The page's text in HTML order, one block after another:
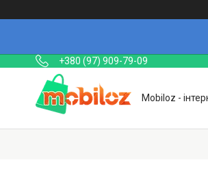
+380 (97) 909-79-09
Mobiloz -